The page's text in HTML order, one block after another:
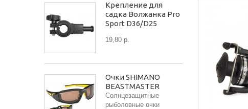
Крепление для
садка Волжанка Pro
Sport D36/D25
19,80 р.
Очки SHIMANO
BEASTMASTER
Солнцезащитные
рыболовные очки